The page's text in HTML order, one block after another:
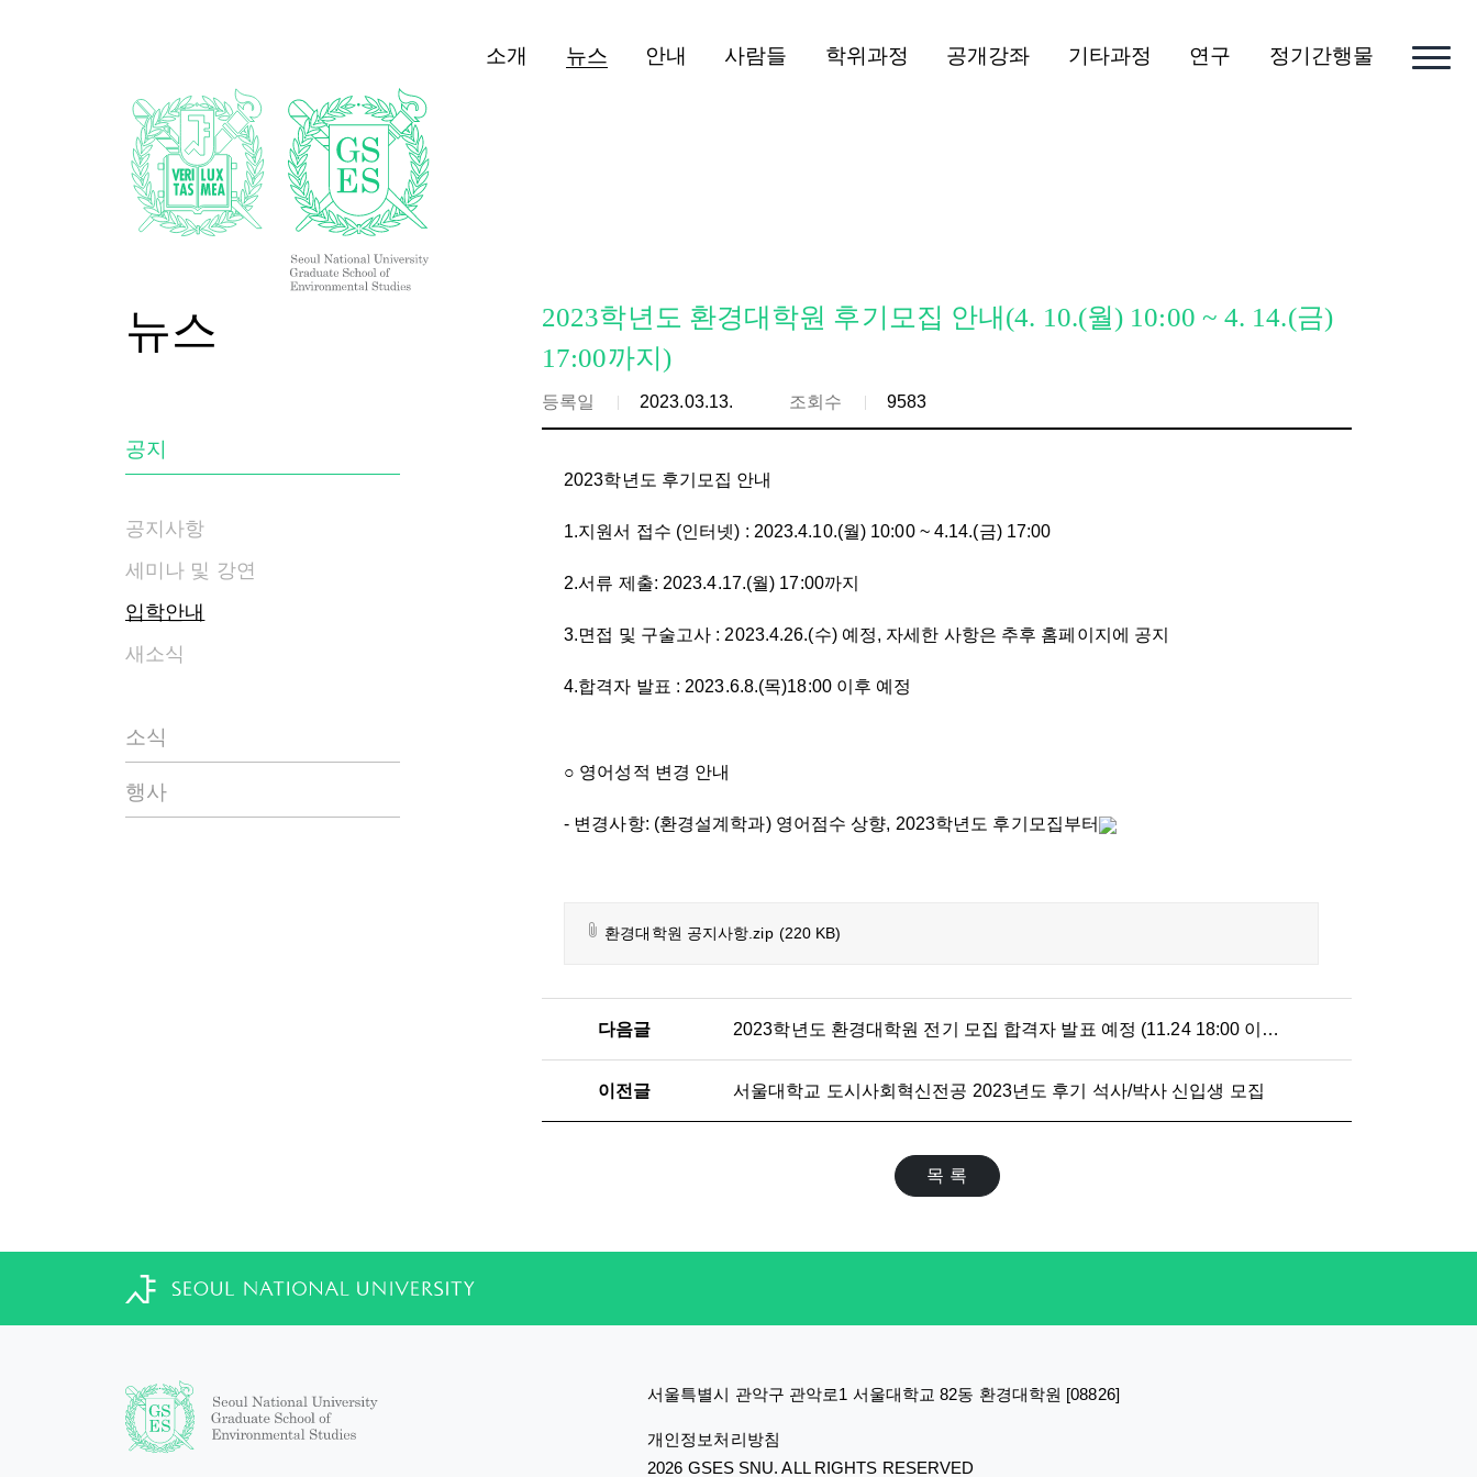
소개 뉴스 안내 사람들 학위과정 공개강좌 기타과정 연구 정기간행물
뉴스
공지
공지사항
세미나 및 강연
입학안내
새소식
소식
행사
2023학년도 환경대학원 후기모집 안내(4. 10.(월) 10:00 ~ 4. 14.(금)
17:00까지)
등록일 2023.03.13. 조회수 9583
2023학년도 후기모집 안내
1.지원서 접수 (인터넷) : 2023.4.10.(월) 10:00 ~ 4.14.(금) 17:00
2.서류 제출: 2023.4.17.(월) 17:00까지
3.면접 및 구술고사 : 2023.4.26.(수) 예정, 자세한 사항은 추후 홈페이지에 공지
4.합격자 발표 : 2023.6.8.(목)18:00 이후 예정
○ 영어성적 변경 안내
- 변경사항: (환경설계학과) 영어점수 상향, 2023학년도 후기모집부터
환경대학원 공지사항.zip (220 KB)
다음글 2023학년도 환경대학원 전기 모집 합격자 발표 예정 (11.24 18:00 이후)
이전글 서울대학교 도시사회혁신전공 2023년도 후기 석사/박사 신입생 모집
목 록
서울특별시 관악구 관악로1 서울대학교 82동 환경대학원 [08826]
개인정보처리방침
2026 GSES SNU. ALL RIGHTS RESERVED